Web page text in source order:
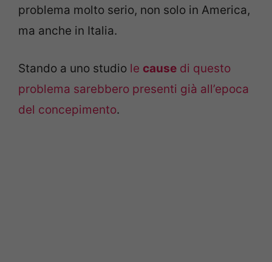
problema molto serio, non solo in America,
ma anche in Italia.
Stando a uno studio le cause di questo
problema sarebbero presenti già all’epoca
del concepimento.